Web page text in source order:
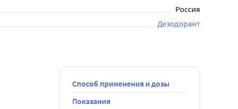
Россия
Дезодорант
Способ применения и дозы
Показания